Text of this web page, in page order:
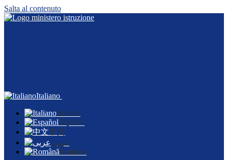
Salta al contenuto
Italiano
Italiano
Español
中文
عربى
Română